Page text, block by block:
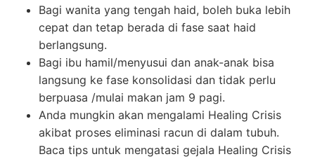
Bagi wanita yang tengah haid, boleh buka lebih
cepat dan tetap berada di fase saat haid
berlangsung.
Bagi ibu hamil/menyusui dan anak-anak bisa
langsung ke fase konsolidasi dan tidak perlu
berpuasa /mulai makan jam 9 pagi.
Anda mungkin akan mengalami Healing Crisis
akibat proses eliminasi racun di dalam tubuh.
Baca tips untuk mengatasi gejala Healing Crisis